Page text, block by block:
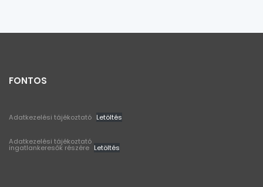
FONTOS
Adatkezelési tájékoztató Letöltés
Adatkezelési tájékoztató
ingatlankeresők részére Letöltés